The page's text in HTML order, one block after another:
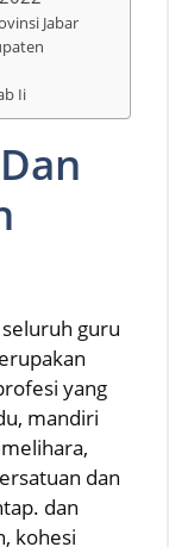
Jabar
Ii
guru
yang
mandiri
dan
dan
kohesi